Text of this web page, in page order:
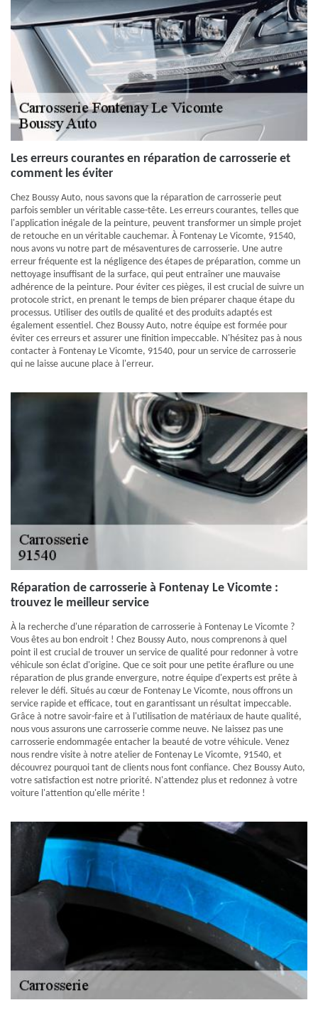
Les erreurs courantes en réparation de carrosserie et
comment les éviter
Chez Boussy Auto, nous savons que la réparation de carrosserie peut
parfois sembler un véritable casse-tête. Les erreurs courantes, telles que
l'application inégale de la peinture, peuvent transformer un simple projet
de retouche en un véritable cauchemar. À Fontenay Le Vicomte, 91540,
nous avons vu notre part de mésaventures de carrosserie. Une autre
erreur fréquente est la négligence des étapes de préparation, comme un
nettoyage insuffisant de la surface, qui peut entraîner une mauvaise
adhérence de la peinture. Pour éviter ces pièges, il est crucial de suivre un
protocole strict, en prenant le temps de bien préparer chaque étape du
processus. Utiliser des outils de qualité et des produits adaptés est
également essentiel. Chez Boussy Auto, notre équipe est formée pour
éviter ces erreurs et assurer une finition impeccable. N'hésitez pas à nous
contacter à Fontenay Le Vicomte, 91540, pour un service de carrosserie
qui ne laisse aucune place à l'erreur.
Réparation de carrosserie à Fontenay Le Vicomte :
trouvez le meilleur service
À la recherche d'une réparation de carrosserie à Fontenay Le Vicomte ?
Vous êtes au bon endroit ! Chez Boussy Auto, nous comprenons à quel
point il est crucial de trouver un service de qualité pour redonner à votre
véhicule son éclat d'origine. Que ce soit pour une petite éraflure ou une
réparation de plus grande envergure, notre équipe d'experts est prête à
relever le défi. Situés au cœur de Fontenay Le Vicomte, nous offrons un
service rapide et efficace, tout en garantissant un résultat impeccable.
Grâce à notre savoir-faire et à l'utilisation de matériaux de haute qualité,
nous vous assurons une carrosserie comme neuve. Ne laissez pas une
carrosserie endommagée entacher la beauté de votre véhicule. Venez
nous rendre visite à notre atelier de Fontenay Le Vicomte, 91540, et
découvrez pourquoi tant de clients nous font confiance. Chez Boussy Auto,
votre satisfaction est notre priorité. N'attendez plus et redonnez à votre
voiture l'attention qu'elle mérite !